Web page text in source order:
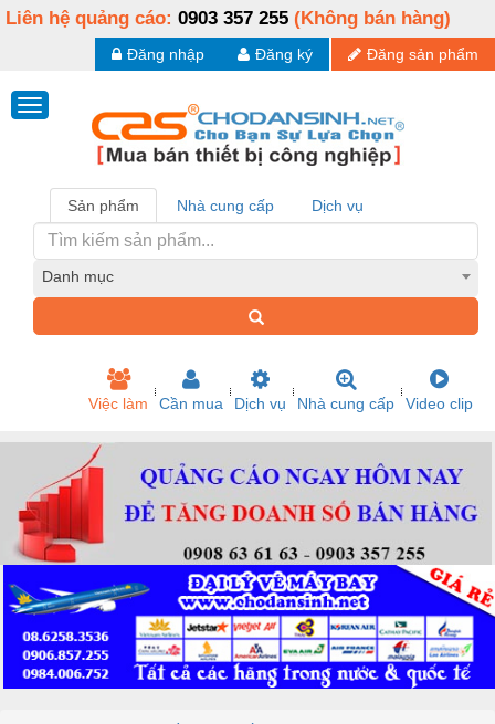
Liên hệ quảng cáo: 0903 357 255 (Không bán hàng)
Đăng sản phẩm
Đăng ký
Đăng nhập
Sản phẩm Nhà cung cấp Dịch vụ
Danh mục
Việc làm Cần mua Dịch vụ Nhà cung cấp Video clip